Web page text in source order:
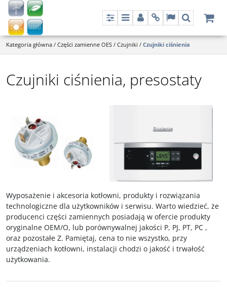
PanelMenuPanelInfoLangSzukaj
Kategoria główna / Części zamienne OES / Czujniki / Czujniki ciśnienia
Czujniki ciśnienia, presostaty
Wyposażenie i akcesoria kotłowni, produkty i rozwiązania
technologiczne dla użytkowników i serwisu. Warto wiedzieć, że
producenci części zamiennych posiadają w ofercie produkty
oryginalne OEM/O, lub porównywalnej jakości P, PJ, PT, PC ,
oraz pozostałe Z. Pamiętaj, cena to nie wszystko, przy
urządzeniach kotłowni, instalacji chodzi o jakość i trwałość
użytkowania.